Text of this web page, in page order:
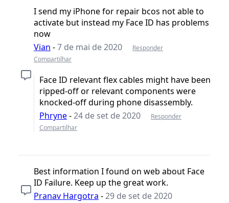
I send my iPhone for repair bcos not able to
activate but instead my Face ID has problems
now
Vian -7 de mai de 2020
Responder
Compartilhar
Face ID relevant flex cables might have been
ripped-off or relevant components were
knocked-off during phone disassembly.
Phryne-24 de set de 2020
Responder
Compartilhar
Best information I found on web about Face
ID Failure. Keep up the great work.
Pranav Hargotra -29 de set de 2020